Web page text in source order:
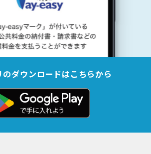
ダウンロードはこちらから